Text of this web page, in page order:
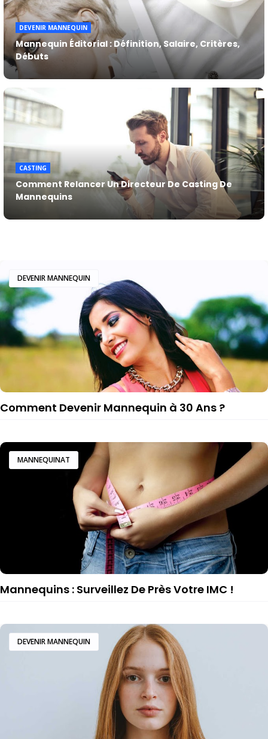
DEVENIR MANNEQUIN
Mannequin Éditorial : Définition, Salaire, Critères,
Débuts
CASTING
Comment Relancer Un Directeur De Casting De
Mannequins
DEVENIR MANNEQUIN
Comment Devenir Mannequin à 30 Ans ?
MANNEQUINAT
Mannequins : Surveillez De Près Votre IMC !
DEVENIR MANNEQUIN